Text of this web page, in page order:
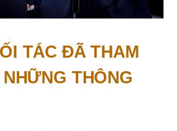
TÁC ĐÃ THAM
THÔNG